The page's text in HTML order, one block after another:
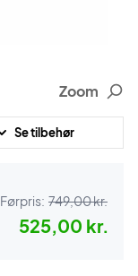
Zoom
Se tilbehør
Førpris: 749,00 kr.
525,00 kr.